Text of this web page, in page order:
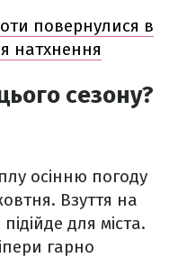
повернулися в
натхнення
сезону?
осінню погоду
Взуття на
для міста.
гарно